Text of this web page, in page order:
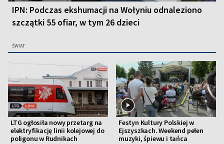
IPN: Podczas ekshumacji na Wołyniu odnaleziono
szczątki 55 ofiar, w tym 26 dzieci
ŚWIAT
LTG ogłosiła nowy przetarg na
elektryfikację linii kolejowej do
poligonu w Rudnikach
Festyn Kultury Polskiej w
Ejszyszkach. Weekend pełen
muzyki, śpiewu i tańca